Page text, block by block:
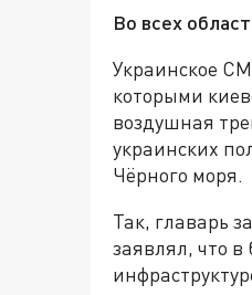
Во всех
Украинское
которыми
воздушная
украинских
Чёрного моря.
Так, главарь
заявлял, что